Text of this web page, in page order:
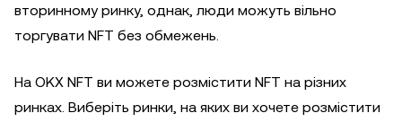
вторинному ринку, однак, люди можуть вільно
торгувати NFT без обмежень.
На OKX NFT ви можете розмістити NFT на різних
ринках. Виберіть ринки, на яких ви хочете розмістити